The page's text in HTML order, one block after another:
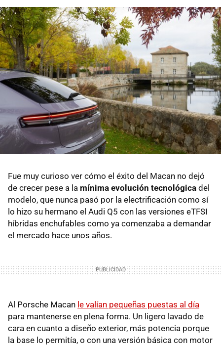
Fue muy curioso ver cómo el éxito del Macan no dejó
de crecer pese a la mínima evolución tecnológica del
modelo, que nunca pasó por la electrificación como sí
lo hizo su hermano el Audi Q5 con las versiones eTFSI
híbridas enchufables como ya comenzaba a demandar
el mercado hace unos años.
Al Porsche Macan le valían pequeñas puestas al día
para mantenerse en plena forma. Un ligero lavado de
cara en cuanto a diseño exterior, más potencia porque
la base lo permitía, o con una versión básica con motor